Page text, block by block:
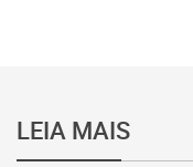
LEIA MAIS